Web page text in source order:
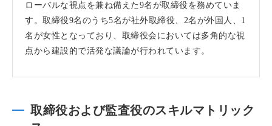
ローバルな視点を兼ね備えた9名が取締役を務めていま
す。取締役9名のうち5名が社外取締役、2名が外国人、1
名が女性となっており、取締役会においては多角的な視
点から建設的で活発な議論が行われています。
取締役および監査役のスキルマトリック